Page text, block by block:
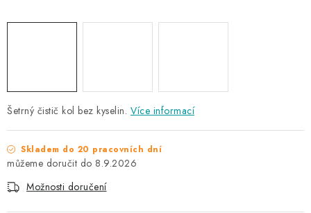
BYDLENÍ
Šetrný čistič kol bez kyselin. Více informací
Skladem do 20 pracovních dní
8.9.2026
Možnosti doručení